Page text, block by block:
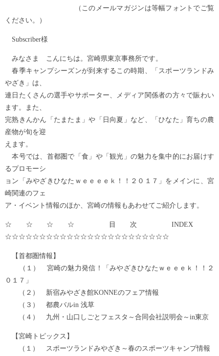
（このメールマガジンは等幅フォントでご覧
ください。）
Subscriber様
みなさま こんにちは。宮崎県東京事務所です。
春季キャンプシーズンが到来するこの時期、「スポーツランドみ
やざき」は、
連日たくさんの選手やサポーター、メディア関係者の方々で賑わい
ます。また、
完熟きんかん「たまたま」や「日向夏」など、「ひなた」育ちの農
産物が旬を迎
えます。
本号では、首都圏で「食」や「観光」の魅力を集中的にお届けす
るプロモーシ
ョン「みやざきひなたｗｅｅｅｅｋ！！２０１７」をメインに、宮
崎関連のフェ
ア・イベント情報のほか、宮崎の情報もあわせてご紹介します。
☆☆☆☆ 目次 INDEX
☆☆☆☆☆☆☆☆☆☆☆☆☆☆☆☆☆☆☆☆☆☆☆☆
【首都圏情報】
（１） 宮崎の魅力発信！「みやざきひなたｗｅｅｅｋ！！２
０１７」
（２） 新宿みやざき館KONNEのフェア情報
（３） 都農バルin 浅草
（４） 九州・山口しごとフェスタ～合同会社説明会～in東京
【宮崎トピックス】
（１） スポーツランドみやざき～春のスポーツキャンプ情報